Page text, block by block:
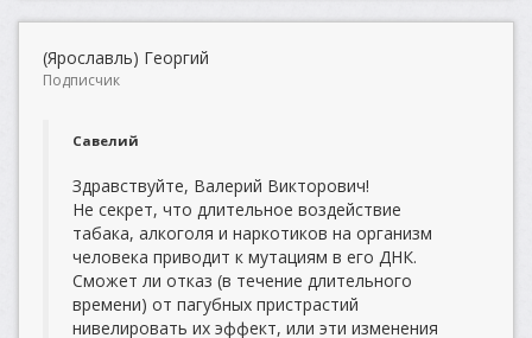
(Ярославль) Георгий
Подписчик
Савелий
Здравствуйте, Валерий Викторович!
Не секрет, что длительное воздействие
табака, алкоголя и наркотиков на организм
человека приводит к мутациям в его ДНК.
Сможет ли отказ (в течение длительного
времени) от пагубных пристрастий
нивелировать их эффект, или эти изменения